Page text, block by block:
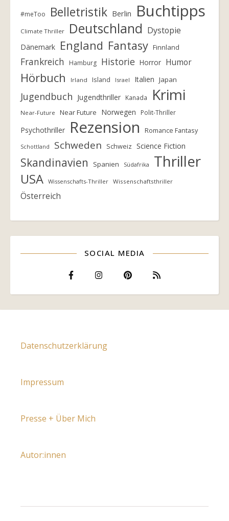
#meToo Belletristik Berlin Buchtipps
Climate Thriller Deutschland Dystopie
Dänemark England Fantasy Finnland
Frankreich Hamburg Historie Horror Humor
Hörbuch Irland Island Israel Italien Japan
Jugendbuch Jugendthriller Kanada Krimi
Near-Future Near Future Norwegen Polit-Thriller
Psychothriller Rezension Romance Fantasy
Schottland Schweden Schweiz Science Fiction
Skandinavien Spanien Südafrika Thriller
USA Wissenschafts-Thriller Wissenschaftsthriller
Österreich
SOCIAL MEDIA
Datenschutzerklärung
Impressum
Presse + Über Mich
Autor:innen